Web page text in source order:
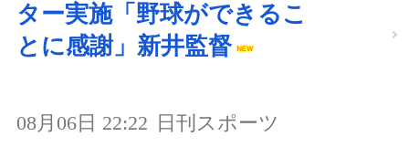
ター実施「野球ができるこ
とに感謝」新井監督
08月06日 22:22 日刊スポーツ